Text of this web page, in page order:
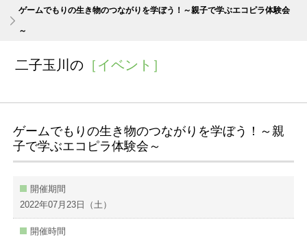
ゲームでもりの生き物のつながりを学ぼう！～親子で学ぶエコピラ体験会
～
二子玉川の ［イベント］
ゲームでもりの生き物のつながりを学ぼう！～親
子で学ぶエコピラ体験会～
開催期間
2022年07月23日（土）
開催時間